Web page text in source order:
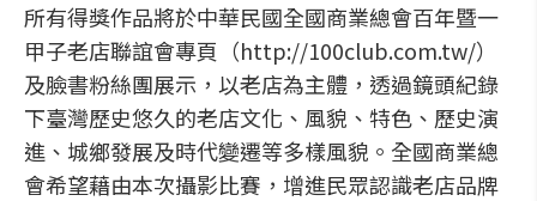
所有得獎作品將於中華民國全國商業總會百年暨一
甲子老店聯誼會專頁（http://100club.com.tw/）
及臉書粉絲團展示，以老店為主體，透過鏡頭紀錄
下臺灣歷史悠久的老店文化、風貌、特色、歷史演
進、城鄉發展及時代變遷等多樣風貌。全國商業總
會希望藉由本次攝影比賽，增進民眾認識老店品牌